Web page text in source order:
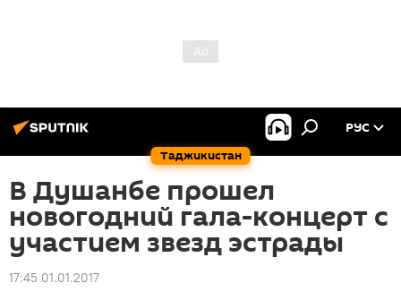
Таджикистан
РУС
В Душанбе прошел
новогодний гала-концерт с
участием звезд эстрады
17:45 01.01.2017